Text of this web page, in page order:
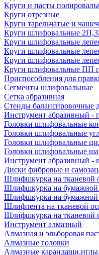
Круги и пасты
Круги отрезные
Круги тарельчатые и
Круги шлифовальные
Круги шлифовальные
Круги шлифовальные
Круги шлифовальные
Круги шлифовальные ПП
Приспособления для
Сегменты шлифовальные
Сетка абразивная
Стенды балансировочные
Инструмент абразивный -
Головки шлифовальные
Головки шлифовальные
Головки шлифовальные
Головки шлифовальные
Инструмент абразивный -
Диски фибровые и
Шлифшкурка на тканевой
Шлифшкурка на бумажной
Шлифшкурка на бумажной
Шлифлента на тканевой
Шлифшкурка на тканевой
Инструмент алмазный
Алмазная и эльборовая
Алмазные головки
Алмазные